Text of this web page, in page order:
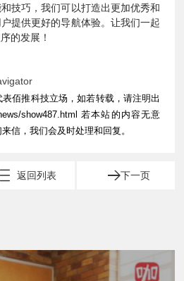
技巧，我们可以打造出更加优秀和
提供更好的导航体验。让我们一起
的发展！
佰推科技立场，如若转载，请注明出
show487.html 若本站的内容无意
信，我们会及时处理和回复。
下一页
返回列表